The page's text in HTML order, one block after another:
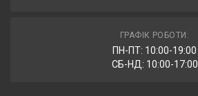
ГРАФІК РОБОТИ:
ПН-ПТ: 10:00-19:00
СБ-НД: 10:00-17:00